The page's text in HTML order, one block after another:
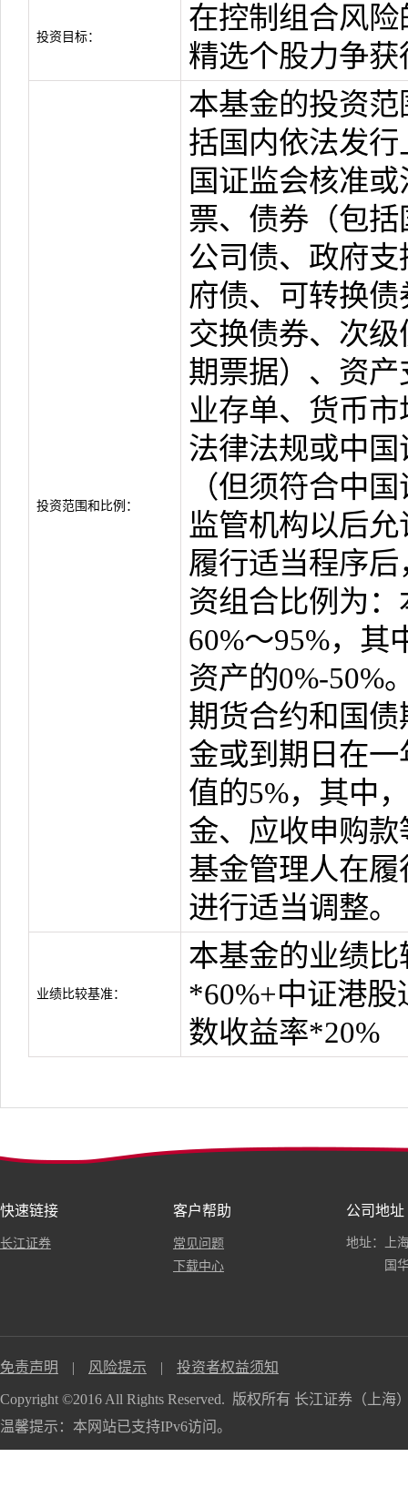
投资目标：
在控制组合风
精选个股力争
投资范围和比例：
本基金的投资
括国内依法发
国证监会核准
票、债券（包
公司债、政府
府债、可转换
交换债券、次
期票据）、资
业存单、货币
法律法规或中
（但须符合中
监管机构以后
履行适当程序
资组合比例为
60%～95%，其
资产的0%-50%
期货合约和国
金或到期日在
值的5%，其中
金、应收申购
基金管理人在
进行适当调整。
业绩比较基准：
本基金的业绩
*60%+中证港
数收益率*20%
快速链接
长江证券
客户帮助
常见问题
下载中心
公司地址
地址：上
国
免责声明 | 风险提示 | 投资者权益须知
Copyright ©2016 All Rights Reserved. 版权所有 长江证券（上
温馨提示：本网站已支持IPv6访问。